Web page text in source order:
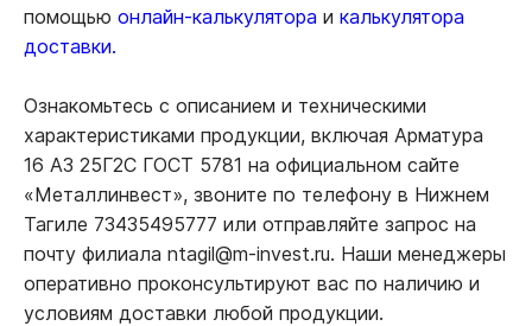
помощью онлайн-калькулятора и калькулятора
доставки.
Ознакомьтесь с описанием и техническими
характеристиками продукции, включая Арматура
16 А3 25Г2С ГОСТ 5781 на официальном сайте
«Металлинвест», звоните по телефону в Нижнем
Тагиле 73435495777 или отправляйте запрос на
почту филиала ntagil@m-invest.ru. Наши менеджеры
оперативно проконсультируют вас по наличию и
условиям доставки любой продукции.